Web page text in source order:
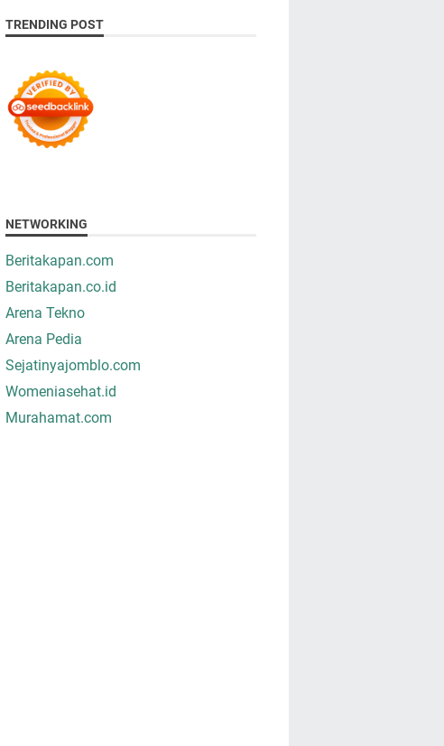
TRENDING POST
NETWORKING
Beritakapan.com
Beritakapan.co.id
Arena Tekno
Arena Pedia
Sejatinyajomblo.com
Womeniasehat.id
Murahamat.com